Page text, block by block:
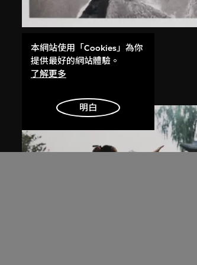
白宜洛
無題
2000
本網站使用「Cookies」為你
提供最好的網站體驗。
了解更多
明白